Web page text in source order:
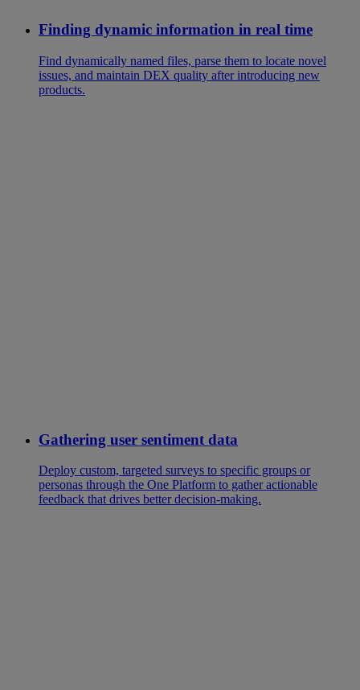
Finding dynamic information in real time
Find dynamically named files, parse them to locate novel
issues, and maintain DEX quality after introducing new
products.
Gathering user sentiment data
Deploy custom, targeted surveys to specific groups or
personas through the One Platform to gather actionable
feedback that drives better decision-making.